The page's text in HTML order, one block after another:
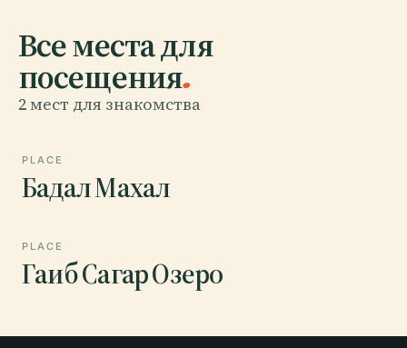
Все места для
посещения.
2 мест для знакомства
PLACE
Бадал Махал
PLACE
Гаиб Сагар Озеро